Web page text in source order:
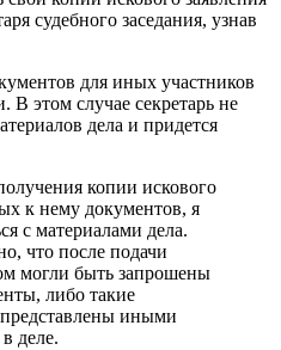
судебного заседания, узнав
для иных участников
этом случае секретарь не
дела и придется
копии искового
к нему документов, я
с материалами дела.
что после подачи
могли быть запрошены
либо такие
иными
деле.